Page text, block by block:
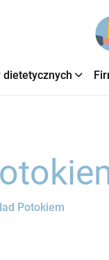
dietetycznych
Potokiem